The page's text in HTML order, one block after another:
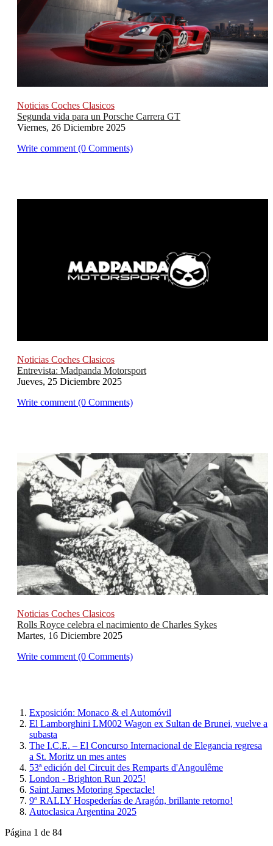
Noticias Coches Clasicos
Segunda vida para un Porsche Carrera GT
Viernes, 26 Diciembre 2025
Write comment (0 Comments)
Noticias Coches Clasicos
Entrevista: Madpanda Motorsport
Jueves, 25 Diciembre 2025
Write comment (0 Comments)
Noticias Coches Clasicos
Rolls Royce celebra el nacimiento de Charles Sykes
Martes, 16 Diciembre 2025
Write comment (0 Comments)
Exposición: Monaco & el Automóvil
El Lamborghini LM002 Wagon ex Sultan de Brunei, vuelve a
subasta
The I.C.E. – El Concurso Internacional de Elegancia regresa
a St. Moritz un mes antes
53ª edición del Circuit des Remparts d'Angoulême
London - Brighton Run 2025!
Saint James Motoring Spectacle!
9º RALLY Hospederías de Aragón, brillante retorno!
Autoclasica Argentina 2025
Página 1 de 84